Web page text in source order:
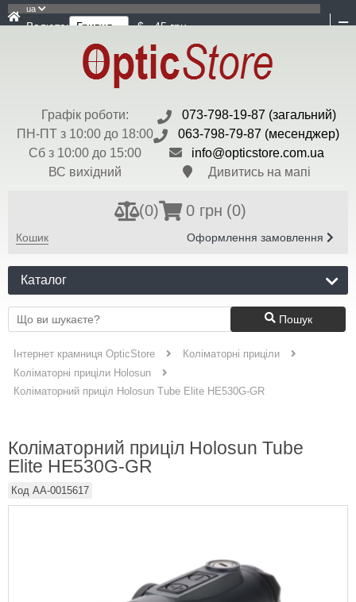
ua
Валюта: $ - 45 грн
Графік роботи:
ПН-ПТ з 10:00 до 18:00
Сб з 10:00 до 15:00
ВС вихідний
073-798-19-87 (загальний)
063-798-79-87 (месенджер)
info@opticstore.com.ua
Дивитись на мапі
(0) 0 грн (0)
Кошик Оформлення замовлення
Каталог
Пошук
Інтернет крамниця OpticStore
Коліматорні приціли
Коліматорні приціли Holosun
Коліматорний приціл Holosun Tube Elite HE530G-GR
Коліматорний приціл Holosun Tube
Elite HE530G-GR
Код AA-0015617